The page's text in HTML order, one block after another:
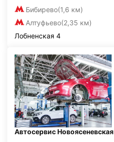
Бибирево(1,6 км)
Алтуфьево(2,35 км)
Лобненская 4
Автосервис Новоясеневская